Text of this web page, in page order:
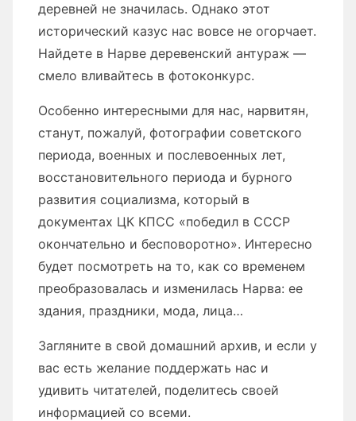
деревней не значилась. Однако этот
исторический казус нас вовсе не огорчает.
Найдете в Нарве деревенский антураж —
смело вливайтесь в фотоконкурс.
Особенно интересными для нас, нарвитян,
станут, пожалуй, фотографии советского
периода, военных и послевоенных лет,
восстановительного периода и бурного
развития социализма, который в
документах ЦК КПСС «победил в СССР
окончательно и бесповоротно». Интересно
будет посмотреть на то, как со временем
преобразовалась и изменилась Нарва: ее
здания, праздники, мода, лица…
Загляните в свой домашний архив, и если у
вас есть желание поддержать нас и
удивить читателей, поделитесь своей
информацией со всеми.